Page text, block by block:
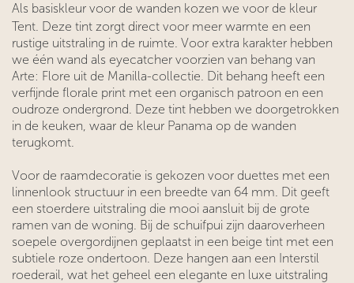
Als basiskleur voor de wanden kozen we voor de kleur
Tent. Deze tint zorgt direct voor meer warmte en een
rustige uitstraling in de ruimte. Voor extra karakter hebben
we één wand als eyecatcher voorzien van behang van
Arte: Flore uit de Manilla-collectie. Dit behang heeft een
verfijnde florale print met een organisch patroon en een
oudroze ondergrond. Deze tint hebben we doorgetrokken
in de keuken, waar de kleur Panama op de wanden
terugkomt.
Voor de raamdecoratie is gekozen voor duettes met een
linnenlook structuur in een breedte van 64 mm. Dit geeft
een stoerdere uitstraling die mooi aansluit bij de grote
ramen van de woning. Bij de schuifpui zijn daaroverheen
soepele overgordijnen geplaatst in een beige tint met een
subtiele roze ondertoon. Deze hangen aan een Interstil
roederail, wat het geheel een elegante en luxe uitstraling